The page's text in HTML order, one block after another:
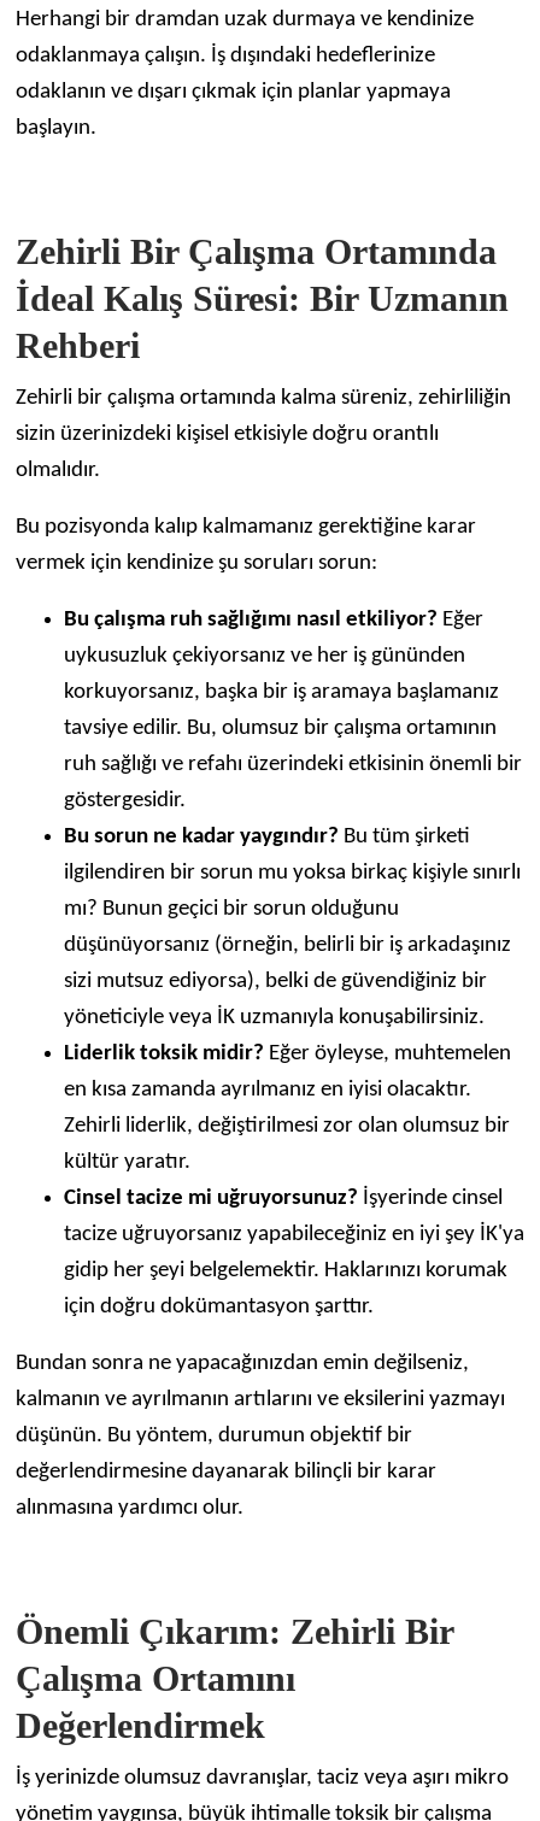
Herhangi bir dramdan uzak durmaya ve kendinize
odaklanmaya çalışın. İş dışındaki hedeflerinize
odaklanın ve dışarı çıkmak için planlar yapmaya
başlayın.
Zehirli Bir Çalışma Ortamında
İdeal Kalış Süresi: Bir Uzmanın
Rehberi
Zehirli bir çalışma ortamında kalma süreniz, zehirliliğin
sizin üzerinizdeki kişisel etkisiyle doğru orantılı
olmalıdır.
Bu pozisyonda kalıp kalmamanız gerektiğine karar
vermek için kendinize şu soruları sorun:
Bu çalışma ruh sağlığımı nasıl etkiliyor? Eğer
uykusuzluk çekiyorsanız ve her iş gününden
korkuyorsanız, başka bir iş aramaya başlamanız
tavsiye edilir. Bu, olumsuz bir çalışma ortamının
ruh sağlığı ve refahı üzerindeki etkisinin önemli bir
göstergesidir.
Bu sorun ne kadar yaygındır? Bu tüm şirketi
ilgilendiren bir sorun mu yoksa birkaç kişiyle sınırlı
mı? Bunun geçici bir sorun olduğunu
düşünüyorsanız (örneğin, belirli bir iş arkadaşınız
sizi mutsuz ediyorsa), belki de güvendiğiniz bir
yöneticiyle veya İK uzmanıyla konuşabilirsiniz.
Liderlik toksik midir? Eğer öyleyse, muhtemelen
en kısa zamanda ayrılmanız en iyisi olacaktır.
Zehirli liderlik, değiştirilmesi zor olan olumsuz bir
kültür yaratır.
Cinsel tacize mi uğruyorsunuz? İşyerinde cinsel
tacize uğruyorsanız yapabileceğiniz en iyi şey İK'ya
gidip her şeyi belgelemektir. Haklarınızı korumak
için doğru dokümantasyon şarttır.
Bundan sonra ne yapacağınızdan emin değilseniz,
kalmanın ve ayrılmanın artılarını ve eksilerini yazmayı
düşünün. Bu yöntem, durumun objektif bir
değerlendirmesine dayanarak bilinçli bir karar
alınmasına yardımcı olur.
Önemli Çıkarım: Zehirli Bir
Çalışma Ortamını
Değerlendirmek
İş yerinizde olumsuz davranışlar, taciz veya aşırı mikro
yönetim yaygınsa, büyük ihtimalle toksik bir çalışma